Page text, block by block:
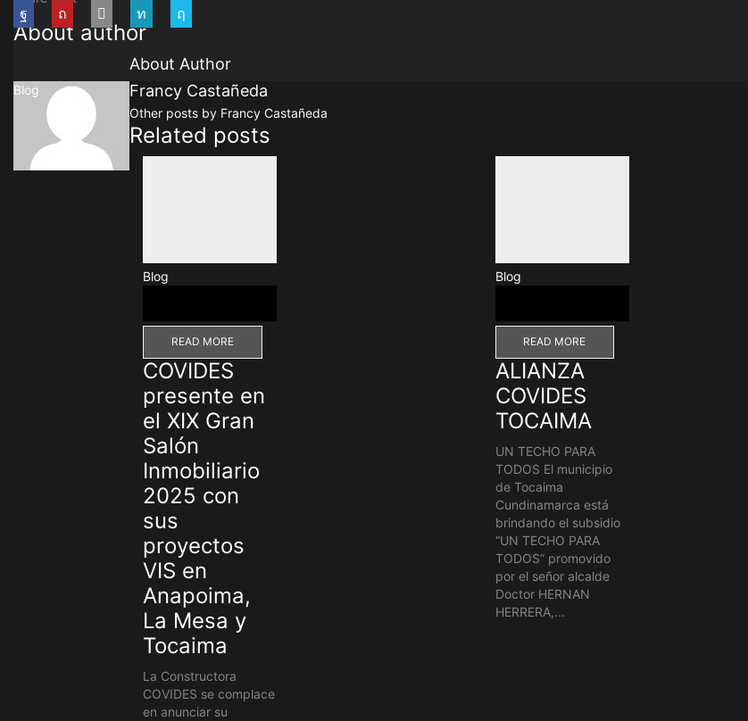
Blog
About author
About Author
Francy Castañeda
Other posts by Francy Castañeda
Related posts
Blog
READ MORE
COVIDES
presente en
el XIX Gran
Salón
Inmobiliario
2025 con
sus
proyectos
VIS en
Anapoima,
La Mesa y
Tocaima
La Constructora
COVIDES se complace
en anunciar su
Blog
READ MORE
ALIANZA
COVIDES
TOCAIMA
UN TECHO PARA
TODOS El municipio
de Tocaima
Cundinamarca está
brindando el subsidio
“UN TECHO PARA
TODOS” promovido
por el señor alcalde
Doctor HERNAN
HERRERA,...